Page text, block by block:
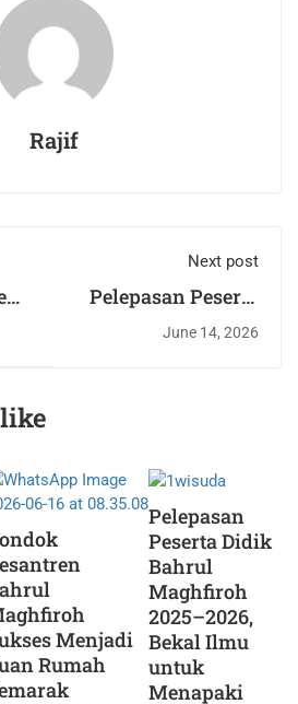
Rajif
Next post
Pelepasan Peserta
Didik Bahrul
Maghfiroh 2025–
June 14, 2026
Menjadi
Rumah
Pelepasan
Peserta Didik
Bahrul
Maghfiroh
2025–2026,
Bekal Ilmu
untuk
Menapaki